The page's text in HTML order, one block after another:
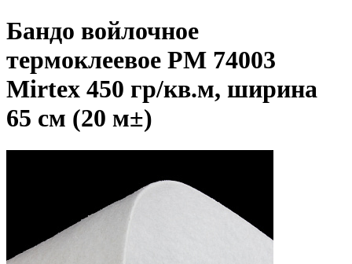
Бандо войлочное
термоклеевое PM 74003
Mirtex 450 гр/кв.м, ширина
65 см (20 м±)